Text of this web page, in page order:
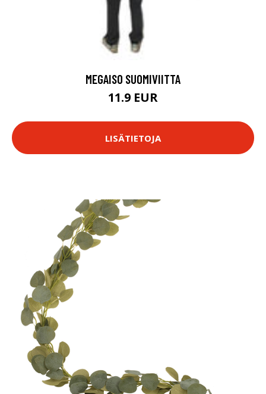
MEGAISO SUOMIVIITTA
11.9 EUR
LISÄTIETOJA